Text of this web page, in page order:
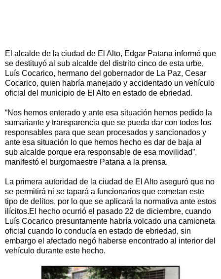
El alcalde de la ciudad de El Alto, Edgar Patana informó que
se destituyó al sub alcalde del distrito cinco de esta urbe,
Luís Cocarico, hermano del gobernador de La Paz, Cesar
Cocarico, quien habría manejado y accidentado un vehículo
oficial del municipio de El Alto en estado de ebriedad.
“Nos hemos enterado y ante esa situación hemos pedido la
sumariante y transparencia que se pueda dar con todos los
responsables para que sean procesados y sancionados y
ante esa situación lo que hemos hecho es dar de baja al
sub alcalde porque era responsable de esa movilidad”,
manifestó el burgomaestre Patana a la prensa.
La primera autoridad de la ciudad de El Alto aseguró que no
se permitirá ni se tapará a funcionarios que cometan este
tipo de delitos, por lo que se aplicará la normativa ante estos
ilícitos. El hecho ocurrió el pasado 22 de diciembre, cuando
Luís Cocarico presuntamente habría volcado una camioneta
oficial cuando lo conducía en estado de ebriedad, sin
embargo el afectado negó haberse encontrado al interior del
vehículo durante este hecho.